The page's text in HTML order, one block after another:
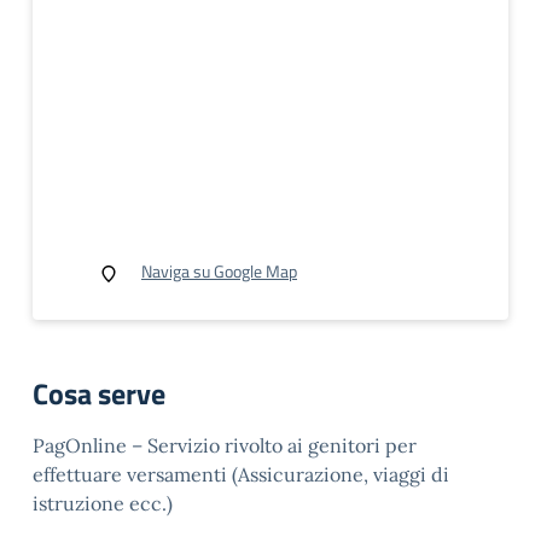
Naviga su Google Map
Cosa serve
PagOnline – Servizio rivolto ai genitori per
effettuare versamenti (Assicurazione, viaggi di
istruzione ecc.)